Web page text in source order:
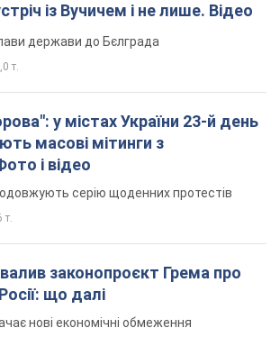
із Вучичем і не лише. Відео
держави до Бєлграда
т.
у містах України 23-й день
масові мітинги з
і відео
серію щоденних протестів
т.
законопроєкт Грема про
що далі
нові економічні обмеження